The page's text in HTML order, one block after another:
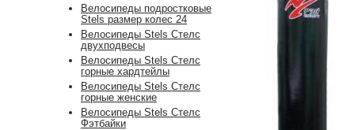
Велосипеды подростковые
Stels размер колес 24
Велосипеды Stels Стелс
двухподвесы
Велосипеды Stels Стелс
горные хардтейлы
Велосипеды Stels Стелс
горные женские
Велосипеды Stels Стелс
Фэтбайки